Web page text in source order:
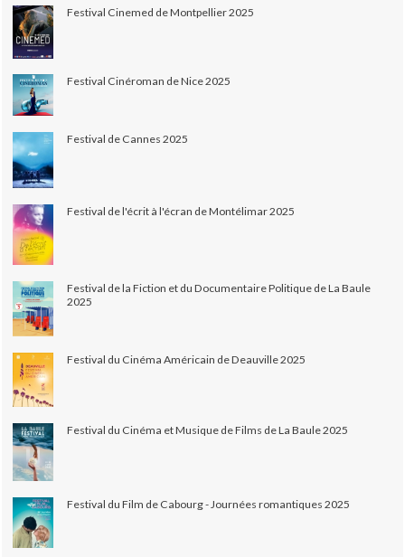
Festival Cinemed de Montpellier 2025
Festival Cinéroman de Nice 2025
Festival de Cannes 2025
Festival de l'écrit à l'écran de Montélimar 2025
Festival de la Fiction et du Documentaire Politique de La Baule
2025
Festival du Cinéma Américain de Deauville 2025
Festival du Cinéma et Musique de Films de La Baule 2025
Festival du Film de Cabourg - Journées romantiques 2025